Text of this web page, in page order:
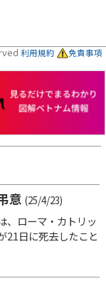
利用規約 免責事項
意 (25/4/23)
、ローマ・カトリッ
21日に死去したこと